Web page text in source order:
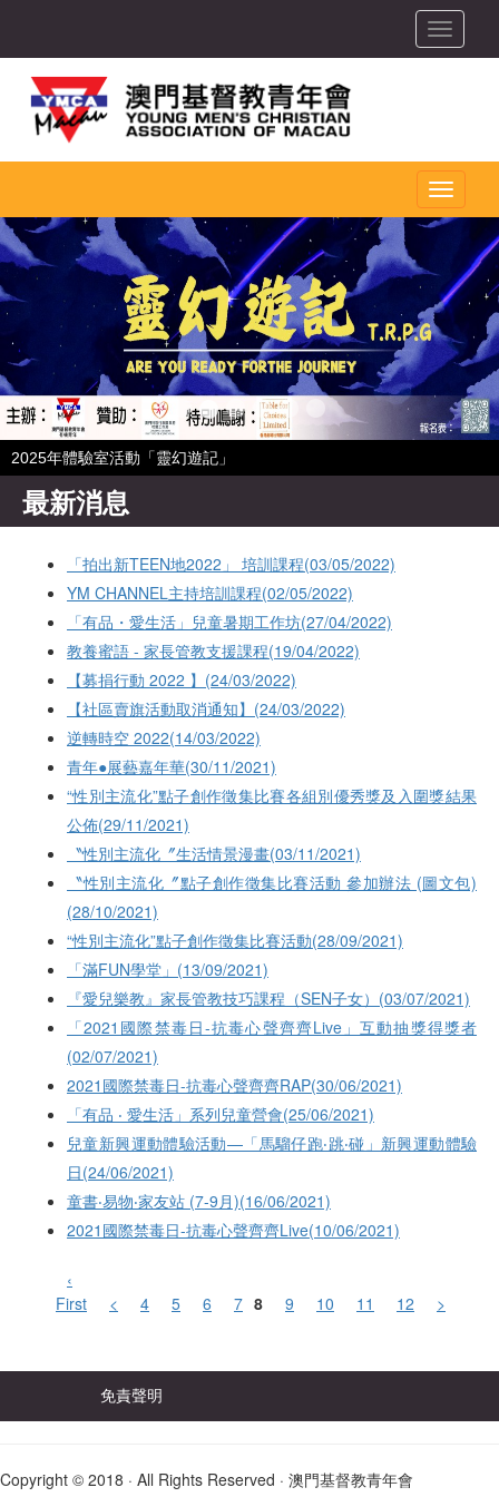
toggle
toggle
2025年體驗室活動「靈幻遊記」
最新消息
「拍出新TEEN地2022」 培訓課程(03/05/2022)
YM CHANNEL主持培訓課程(02/05/2022)
「有品・愛生活」兒童暑期工作坊(27/04/2022)
教養蜜語 - 家長管教支援課程(19/04/2022)
【募捐行動 2022 】(24/03/2022)
【社區賣旗活動取消通知】(24/03/2022)
逆轉時空 2022(14/03/2022)
青年●展藝嘉年華(30/11/2021)
“性別主流化”點子創作徵集比賽各組別優秀獎及入圍獎結果
公佈(29/11/2021)
〝性別主流化〞生活情景漫畫(03/11/2021)
〝性別主流化〞點子創作徵集比賽活動 參加辦法 (圖文包)
(28/10/2021)
“性別主流化”點子創作徵集比賽活動(28/09/2021)
「滿FUN學堂」(13/09/2021)
『愛兒樂教』家長管教技巧課程（SEN子女）(03/07/2021)
「2021國際禁毒日-抗毒心聲齊齊Live」互動抽獎得獎者
(02/07/2021)
2021國際禁毒日-抗毒心聲齊齊RAP(30/06/2021)
「有品 ‧ 愛生活」系列兒童營會(25/06/2021)
兒童新興運動體驗活動—「馬騮仔跑‧跳‧碰」新興運動體驗
日(24/06/2021)
童書‧易物‧家友站 (7-9月)(16/06/2021)
2021國際禁毒日-抗毒心聲齊齊Live(10/06/2021)
‹
First
< 4 5 6 7 8 9 10 11 12 >
免責聲明
Copyright © 2018 · All Rights Reserved · 澳門基督教青年會